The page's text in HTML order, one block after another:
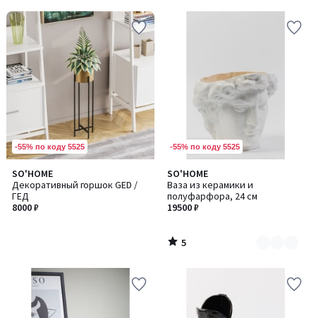
-55% по коду 5525
SO'HOME
Декоративный горшок GED /
ГЕД
8000 ₽
-55% по коду 5525
SO'HOME
Ваза из керамики и
полуфарфора, 24 см
19500 ₽
5
/
5
Количество
цветов:
3
5
/